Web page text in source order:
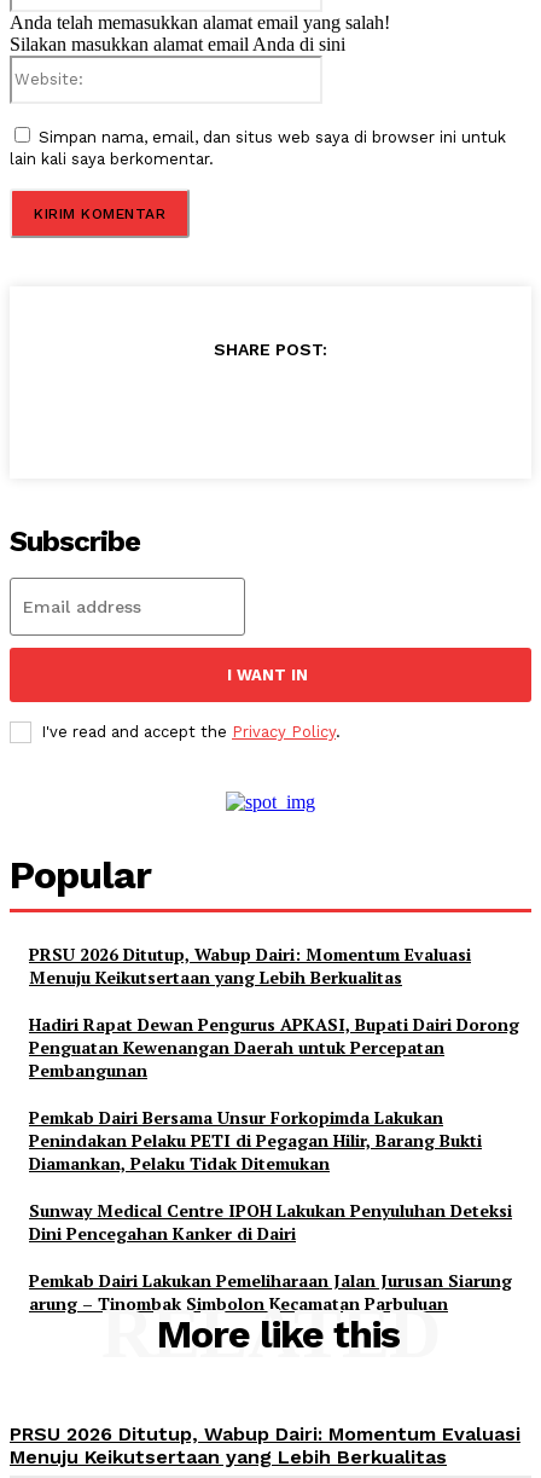
Anda telah memasukkan alamat email yang salah!
Silakan masukkan alamat email Anda di sini
Simpan nama, email, dan situs web saya di browser ini untuk
lain kali saya berkomentar.
SHARE POST:
Subscribe
I WANT IN
I've read and accept the Privacy Policy.
Popular
PRSU 2026 Ditutup, Wabup Dairi: Momentum Evaluasi
Menuju Keikutsertaan yang Lebih Berkualitas
Hadiri Rapat Dewan Pengurus APKASI, Bupati Dairi Dorong
Penguatan Kewenangan Daerah untuk Percepatan
Pembangunan
Pemkab Dairi Bersama Unsur Forkopimda Lakukan
Penindakan Pelaku PETI di Pegagan Hilir, Barang Bukti
Diamankan, Pelaku Tidak Ditemukan
Sunway Medical Centre IPOH Lakukan Penyuluhan Deteksi
Dini Pencegahan Kanker di Dairi
Pemkab Dairi Lakukan Pemeliharaan Jalan Jurusan Siarung
arung – Tinombak Simbolon Kecamatan Parbuluan
More like this
RELATED
PRSU 2026 Ditutup, Wabup Dairi: Momentum Evaluasi
Menuju Keikutsertaan yang Lebih Berkualitas